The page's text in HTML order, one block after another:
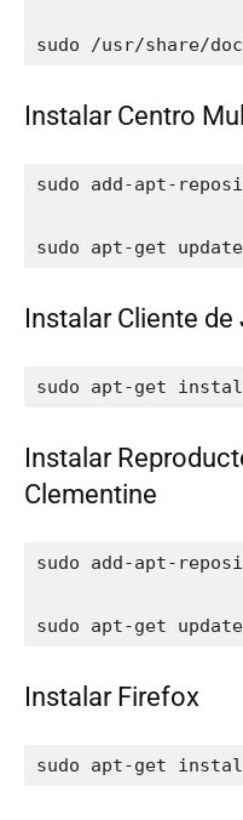
sudo /usr/share/
Instalar Centro
sudo add-apt-
sudo apt-get
Instalar Cliente
sudo apt-get
Instalar
Clementine
sudo add-apt-
sudo apt-get
Instalar Firefox
sudo apt-get